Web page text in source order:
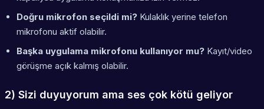
Doğru mikrofon seçildi mi? Kulaklık yerine telefon
mikrofonu aktif olabilir.
Başka uygulama mikrofonu kullanıyor mu? Kayıt/video
görüşme açık kalmış olabilir.
2) Sizi duyuyorum ama ses çok kötü geliyor